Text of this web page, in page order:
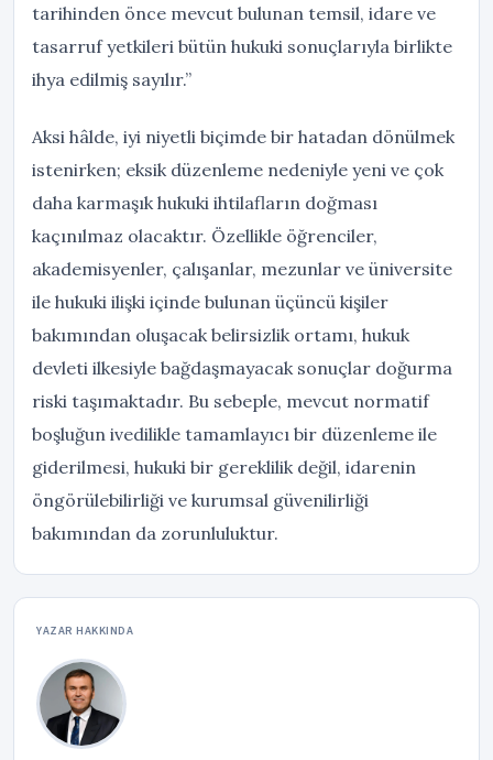
tarihinden önce mevcut bulunan temsil, idare ve
tasarruf yetkileri bütün hukuki sonuçlarıyla birlikte
ihya edilmiş sayılır.”
Aksi hâlde, iyi niyetli biçimde bir hatadan dönülmek
istenirken; eksik düzenleme nedeniyle yeni ve çok
daha karmaşık hukuki ihtilafların doğması
kaçınılmaz olacaktır. Özellikle öğrenciler,
akademisyenler, çalışanlar, mezunlar ve üniversite
ile hukuki ilişki içinde bulunan üçüncü kişiler
bakımından oluşacak belirsizlik ortamı, hukuk
devleti ilkesiyle bağdaşmayacak sonuçlar doğurma
riski taşımaktadır. Bu sebeple, mevcut normatif
boşluğun ivedilikle tamamlayıcı bir düzenleme ile
giderilmesi, hukuki bir gereklilik değil, idarenin
öngörülebilirliği ve kurumsal güvenilirliği
bakımından da zorunluluktur.
YAZAR HAKKINDA